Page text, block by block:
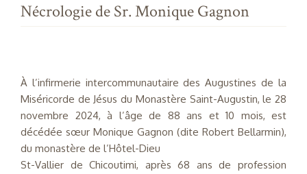
Nécrologie de Sr. Monique Gagnon
À l’infirmerie intercommunautaire des Augustines de la
Miséricorde de Jésus du Monastère Saint-Augustin, le 28
novembre 2024, à l’âge de 88 ans et 10 mois, est
décédée sœur Monique Gagnon (dite Robert Bellarmin),
du monastère de l’Hôtel-Dieu
St-Vallier de Chicoutimi, après 68 ans de profession